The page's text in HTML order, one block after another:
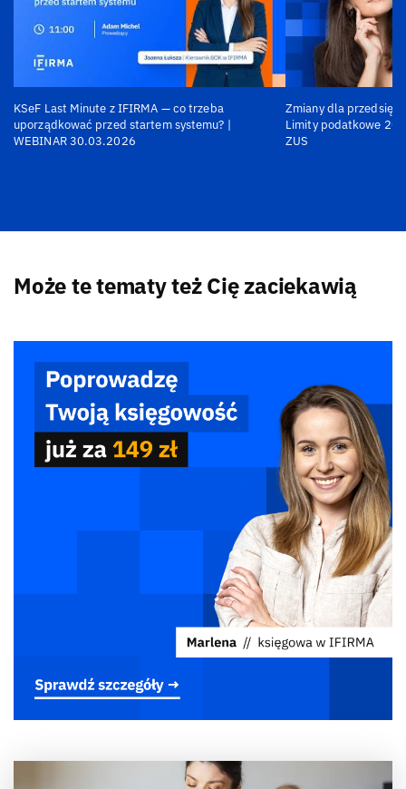
KSeF Last Minute z IFIRMA — co trzeba
uporządkować przed startem systemu? |
WEBINAR 30.03.2026
Zmiany dla
Limity podatkowe
ZUS
Może te tematy też Cię zaciekawią